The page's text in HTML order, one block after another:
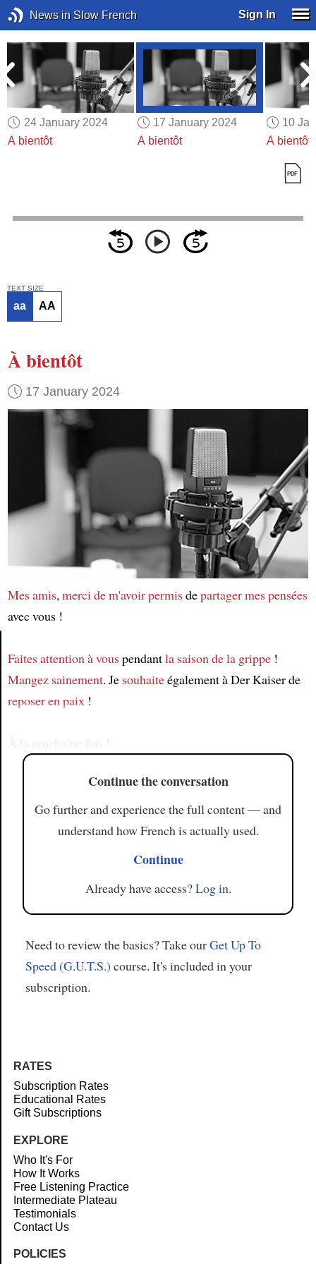
News in Slow French Sign In
24 January 2024
À bientôt
17 January 2024
À bientôt
10
À bientôt
TEXT SIZE
aa AA
À bientôt
17 January 2024
Mes amis,merci de m'avoir permisdepartager mes pensées
avec vous !
Faites attention à vouspendantla saison de la grippe!
Mangez sainement. Je souhaiteégalement à Der Kaiser de
reposer en paix!
À la prochaine fois !
Continue the conversation
Go further and experience the full content — and
understand how French is actually used.
Continue
Already have access?Log in.
Need to review the basics? Take ourGet Up To
Speed (G.U.T.S.) course. It's included in your
subscription.
RATES
Subscription Rates
Educational Rates
Gift Subscriptions
EXPLORE
Who It's For
How It Works
Free Listening Practice
Intermediate Plateau
Testimonials
Contact Us
POLICIES